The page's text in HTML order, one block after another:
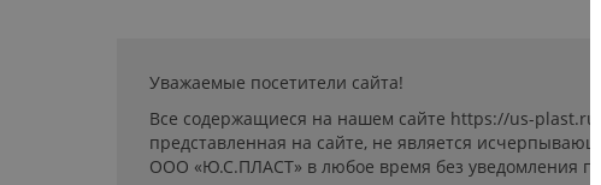
Уважаемые посетители сайта!
Все содержащиеся на нашем сайте https://us-
представленная на сайте, не является
ООО «Ю.С.ПЛАСТ» в любое время без уведомления